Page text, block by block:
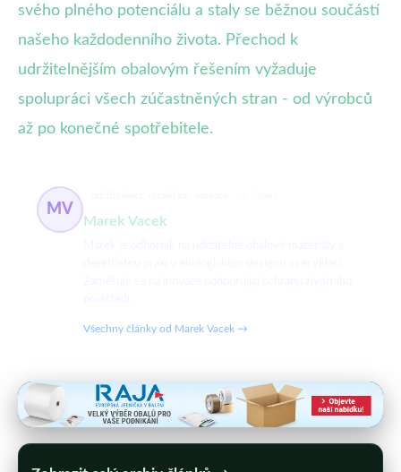
svého plného potenciálu a staly se běžnou součástí
našeho každodenního života. Přechod k
udržitelnějším obalovým řešením vyžaduje
spolupráci všech zúčastněných stran - od výrobců
až po konečné spotřebitele.
MV
Marek Vacek
Všechny články od Marek Vacek →